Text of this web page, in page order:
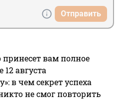
Отправить
вам полное
августа
в чем секрет успеха
не смог повторить